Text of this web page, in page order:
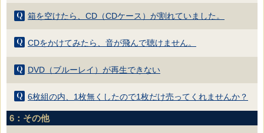
箱を空けたら、CD（CDケース）が割れていました。
CDをかけてみたら、音が飛んで聴けません。
DVD（ブルーレイ）が再生できない
6枚組の内、1枚無くしたので1枚だけ売ってくれませんか？
6：その他